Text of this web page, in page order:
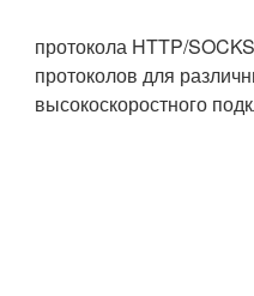
протокола HTTP/
протоколов для
высокоскоростного